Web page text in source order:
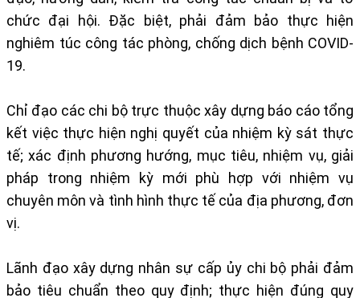
chức đại hội. Đặc biệt, phải đảm bảo thực hiện
nghiêm túc công tác phòng, chống dịch bệnh COVID-
19.
Chỉ đạo các chi bộ trực thuộc xây dựng báo cáo tổng
kết việc thực hiện nghị quyết của nhiệm kỳ sát thực
tế; xác định phương hướng, mục tiêu, nhiệm vụ, giải
pháp trong nhiệm kỳ mới phù hợp với nhiệm vụ
chuyên môn và tình hình thực tế của địa phương, đơn
vị.
Lãnh đạo xây dựng nhân sự cấp ủy chi bộ phải đảm
bảo tiêu chuẩn theo quy định; thực hiện đúng quy